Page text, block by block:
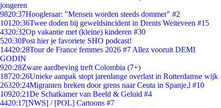
jongeren
9820:37Hoogleraar: "Mensen worden steeds dommer" #2
101 20:36Twee doden bij geweldsincident in Drents Weiteveen #15
4320:32Op vakantie met (kleine) kinderen #30
520:30Post hier je favoriete SHO podcast!
14420:28Tour de France femmes 2026 #7 Allez vooruit DEMI
GODIN
920:28Zware aardbeving treft Colombia (7+)
18720:26Unieke aanpak stopt jarenlange overlast in Rotterdamse wijk
26320:24Migranten breken door grens naar Ceuta in Spanje,l #10
10920:21De Schatkamer van Beeld & Geluid #4
4420:17[NWS] / [POL] Cartoons #7